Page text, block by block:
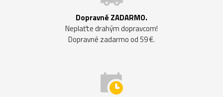
Dopravné ZADARMO.
Neplaťte drahým dopravcom!
Dopravné zadarmo od 59 €.